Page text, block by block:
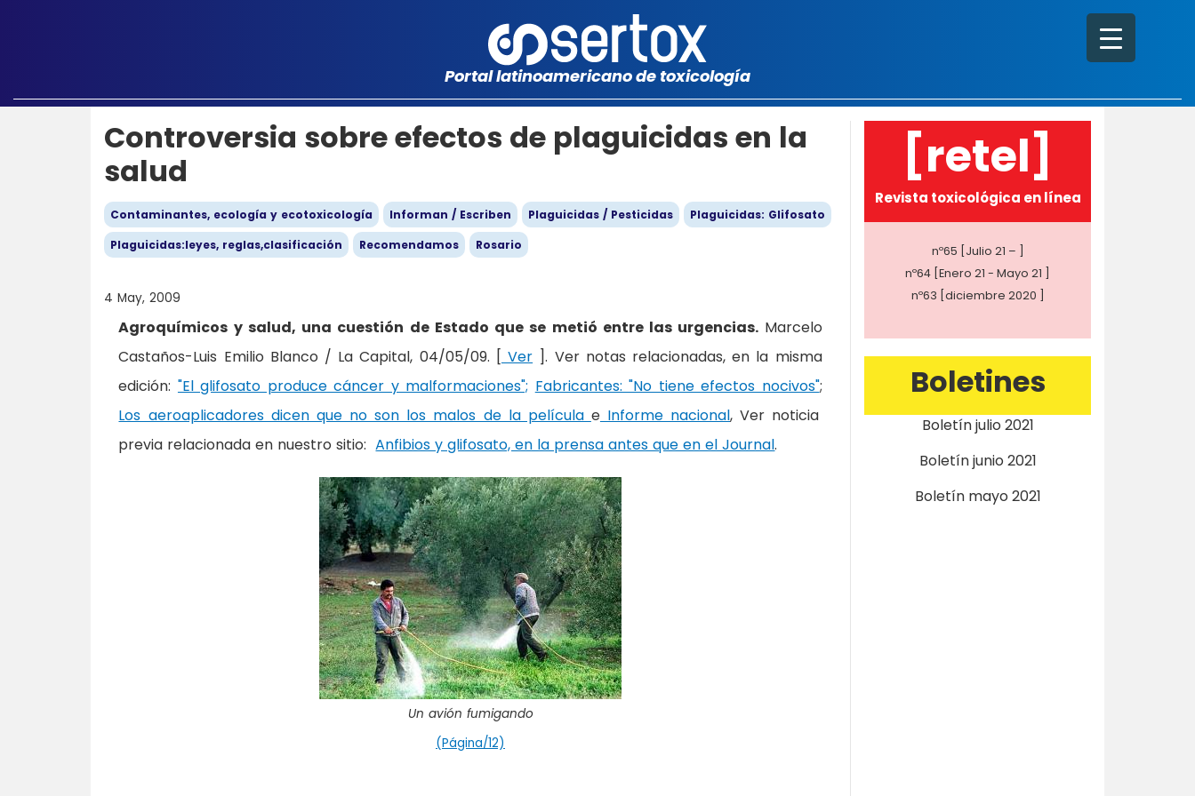
Portal latinoamericano de toxicología
Controversia sobre efectos de plaguicidas en la
salud
Contaminantes, ecología y ecotoxicología Informan / Escriben Plaguicidas / Pesticidas
Plaguicidas: Glifosato
Plaguicidas:leyes, reglas,clasificación
Recomendamos Rosario
4 May, 2009
Agroquímicos y salud, una cuestión de Estado que se metió entre las urgencias. Marcelo
Castaños-Luis Emilio Blanco / La Capital, 04/05/09. [ Ver ]. Ver notas relacionadas, en la misma
edición: "El glifosato produce cáncer y malformaciones"; Fabricantes: "No tiene efectos nocivos";
Los aeroaplicadores dicen que no son los malos de la película eInforme nacional, Ver noticia
previa relacionada en nuestro sitio:Anfibios y glifosato, en la prensa antes que en el Journal.
Un avión fumigando
(Página/12)
[retel]
Revista toxicológica en línea
nº65 [Julio 21 – ]
nº64 [Enero 21 - Mayo 21 ]
nº63 [diciembre 2020 ]
Boletines
Boletín julio 2021
Boletín junio 2021
Boletín mayo 2021